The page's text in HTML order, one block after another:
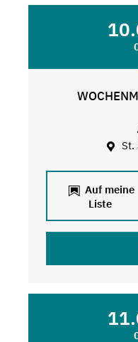
St.
Auf meine
Liste